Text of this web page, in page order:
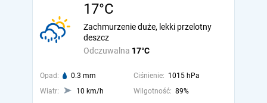
17°C
Odczuwalna 17°C
Zachmurzenie duże, lekki przelotny
deszcz
Opad: 0.3 mm Ciśnienie: 1015 hPa
Wiatr:
10 km/h Wilgotność: 89%